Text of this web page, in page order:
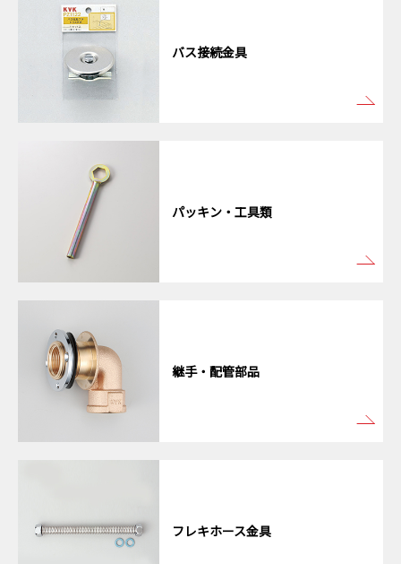
バス接続金具
パッキン・工具類
継手・配管部品
フレキホース金具